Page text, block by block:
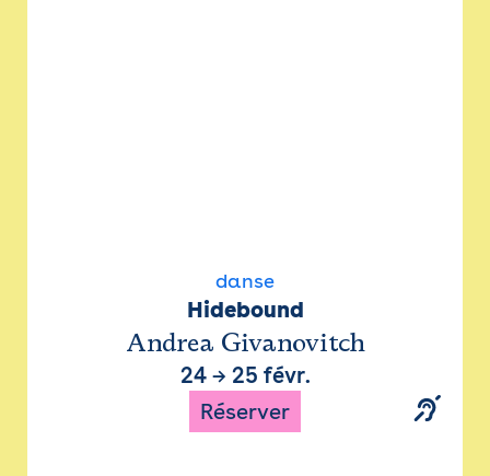
danse
Hidebound
Andrea Givanovitch
24→ 25 févr.
Réserver